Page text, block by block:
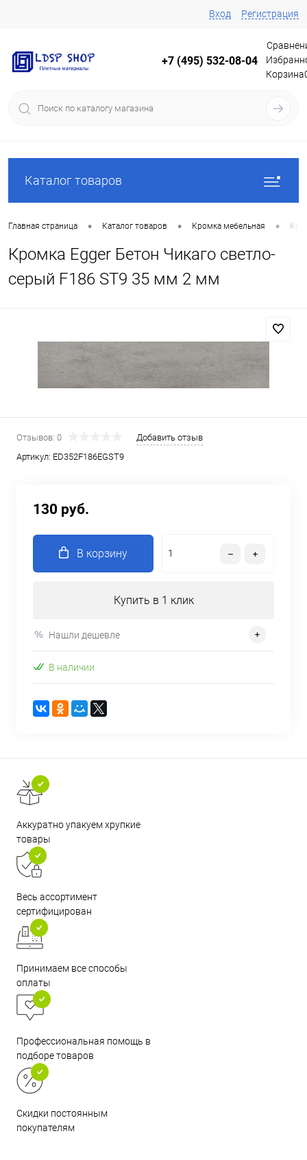
Вход Регистрация
+7 (495) 532-08-04
Корзина
Каталог товаров
Главная страница • Каталог товаров • Кромка мебельная •
Кромка Egger Бетон Чикаго светло-
серый F186 ST9 35 мм 2 мм
Отзывов: 0
Добавить отзыв
Артикул: ED352F186EGST9
130 руб.
В корзину
Купить в 1 клик
Нашли дешевле
В наличии
Аккуратно упакуем хрупкие
товары
Весь ассортимент
сертифицирован
Принимаем все способы
оплаты
Профессиональная помощь в
подборе товаров
Скидки постоянным
покупателям